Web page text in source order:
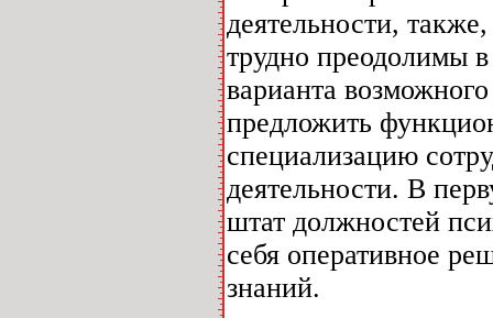
деятельности,
трудно преодолимы
варианта
предложить
специализацию
деятельности. В
штат должностей
себя оперативное
знаний.